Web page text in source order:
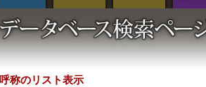
呼称のリスト表示